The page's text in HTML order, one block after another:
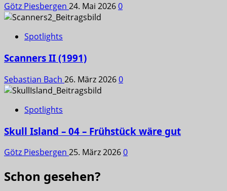
Götz Piesbergen 24. Mai 20260
Spotlights
Scanners II (1991)
Sebastian Bach 26. März 20260
Spotlights
Skull Island – 04 – Frühstück wäre gut
Götz Piesbergen 25. März 20260
Schon gesehen?